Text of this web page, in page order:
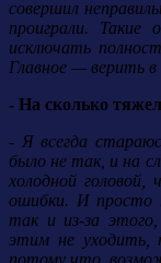
совершил
проиграли. Такие
исключать
Главное — верить
- На сколько
- Я всегда
было не так, и на
холодной
ошибки. И просто
так и из-за
этим не уходить,
потому что,